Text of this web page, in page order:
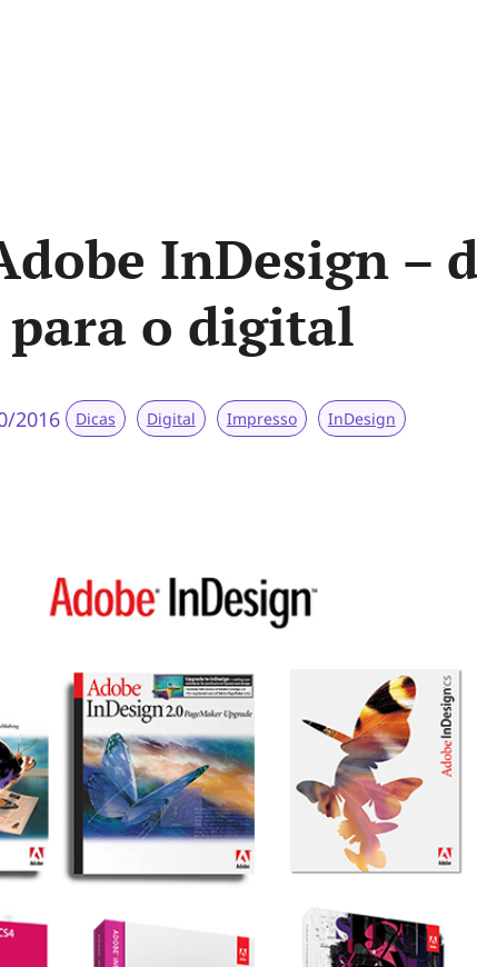
InDesign –
para o digital
2016 Dicas Digital Impresso InDesign